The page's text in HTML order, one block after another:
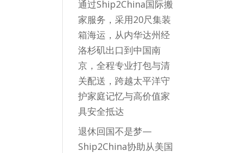
通过Ship2China国际搬
家服务，采用20尺集装
箱海运，从内华达州经
洛杉矶出口到中国南
京，全程专业打包与清
关配送，跨越太平洋守
护家庭记忆与高价值家
具安全抵达
退休回国不是梦—
Ship2China协助从美国